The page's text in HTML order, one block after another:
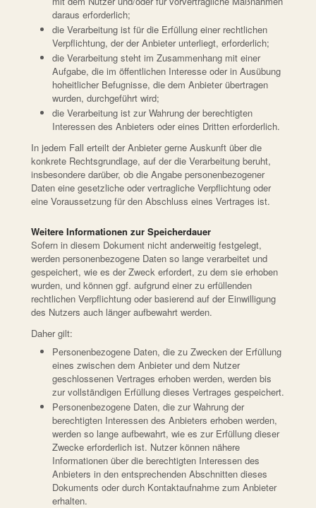
daraus erforderlich;
die Verarbeitung ist für die Erfüllung einer rechtlichen
Verpflichtung, der der Anbieter unterliegt, erforderlich;
die Verarbeitung steht im Zusammenhang mit einer
Aufgabe, die im öffentlichen Interesse oder in Ausübung
hoheitlicher Befugnisse, die dem Anbieter übertragen
wurden, durchgeführt wird;
die Verarbeitung ist zur Wahrung der berechtigten
Interessen des Anbieters oder eines Dritten erforderlich.
In jedem Fall erteilt der Anbieter gerne Auskunft über die
konkrete Rechtsgrundlage, auf der die Verarbeitung beruht,
insbesondere darüber, ob die Angabe personenbezogener
Daten eine gesetzliche oder vertragliche Verpflichtung oder
eine Voraussetzung für den Abschluss eines Vertrages ist.
Weitere Informationen zur Speicherdauer
Sofern in diesem Dokument nicht anderweitig festgelegt,
werden personenbezogene Daten so lange verarbeitet und
gespeichert, wie es der Zweck erfordert, zu dem sie erhoben
wurden, und können ggf. aufgrund einer zu erfüllenden
rechtlichen Verpflichtung oder basierend auf der Einwilligung
des Nutzers auch länger aufbewahrt werden.
Daher gilt:
Personenbezogene Daten, die zu Zwecken der Erfüllung
eines zwischen dem Anbieter und dem Nutzer
geschlossenen Vertrages erhoben werden, werden bis
zur vollständigen Erfüllung dieses Vertrages gespeichert.
Personenbezogene Daten, die zur Wahrung der
berechtigten Interessen des Anbieters erhoben werden,
werden so lange aufbewahrt, wie es zur Erfüllung dieser
Zwecke erforderlich ist. Nutzer können nähere
Informationen über die berechtigten Interessen des
Anbieters in den entsprechenden Abschnitten dieses
Dokuments oder durch Kontaktaufnahme zum Anbieter
erhalten.